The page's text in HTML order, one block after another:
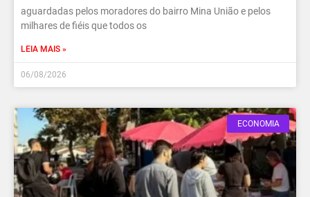
aguardadas pelos moradores do bairro Mina União e pelos
milhares de fiéis que todos os
LEIA MAIS »
06/08/2026
ECONOMIA